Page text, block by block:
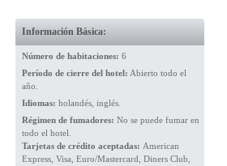
Información Básica:
Número de habitaciones: 6
Período de cierre del hotel: Abierto todo el
año.
Idiomas: holandés, inglés.
Régimen de fumadores: No se puede fumar en
todo el hotel.
Tarjetas de crédito aceptadas: American
Express, Visa, Euro/Mastercard, Diners Club,